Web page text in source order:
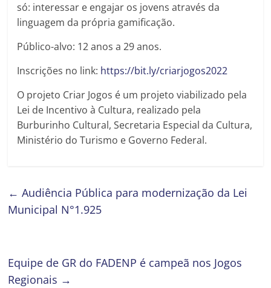
só: interessar e engajar os jovens através da
linguagem da própria gamificação.
Público-alvo: 12 anos a 29 anos.
Inscrições no link: https://bit.ly/criarjogos2022
O projeto Criar Jogos é um projeto viabilizado pela
Lei de Incentivo à Cultura, realizado pela
Burburinho Cultural, Secretaria Especial da Cultura,
Ministério do Turismo e Governo Federal.
← Audiência Pública para modernização da Lei
Municipal N°1.925
Equipe de GR do FADENP é campeã nos Jogos
Regionais →